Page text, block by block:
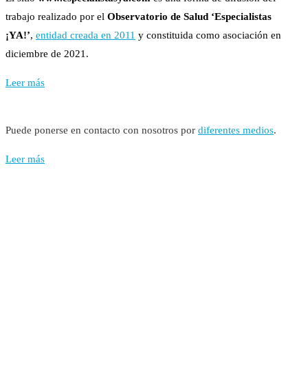
trabajo realizado por el Observatorio de Salud ‘Especialistas
¡YA!’, entidad creada en 2011 y constituida como asociación en
diciembre de 2021.
Leer más
Puede ponerse en contacto con nosotros por diferentes medios.
Leer más